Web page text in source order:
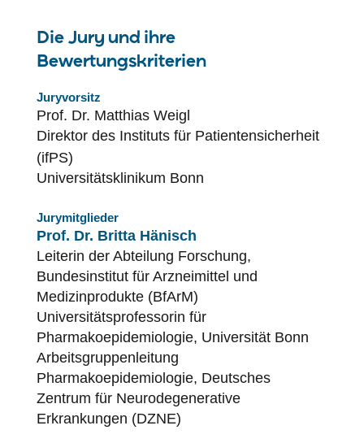
Die Jury und ihre
Bewertungskriterien
Juryvorsitz
Prof. Dr. Matthias Weigl
Direktor des Instituts für Patientensicherheit
(ifPS)
Universitätsklinikum Bonn
Jurymitglieder
Prof. Dr. Britta Hänisch
Leiterin der Abteilung Forschung,
Bundesinstitut für Arzneimittel und
Medizinprodukte (BfArM)
Universitätsprofessorin für
Pharmakoepidemiologie, Universität Bonn
Arbeitsgruppenleitung
Pharmakoepidemiologie, Deutsches
Zentrum für Neurodegenerative
Erkrankungen (DZNE)